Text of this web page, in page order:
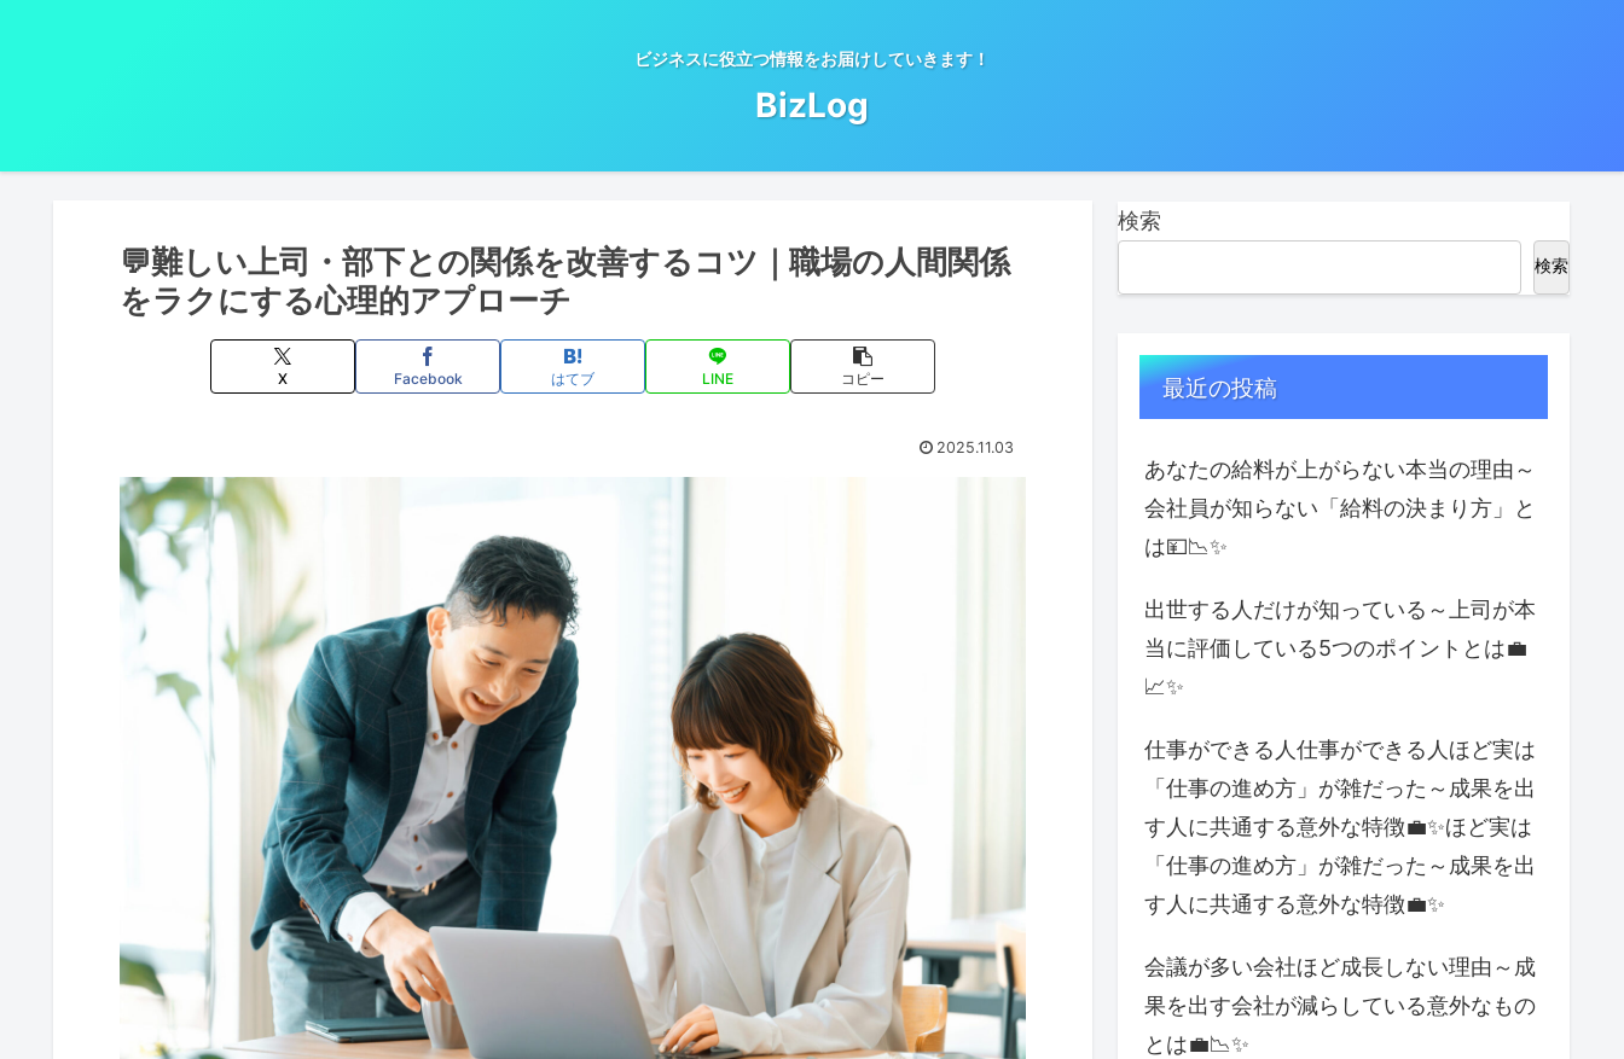
ビジネスに役立つ情報をお届けしていきます！
BizLog
💬難しい上司・部下との関係を改善するコツ｜職場の人間関係
をラクにする心理的アプローチ
X Facebook はてブ LINE コピー
2025.11.03
検索
検索
最近の投稿
あなたの給料が上がらない本当の理由～
会社員が知らない「給料の決まり方」と
は💴📉✨
出世する人だけが知っている～上司が本
当に評価している5つのポイントとは💼
📈✨
仕事ができる人仕事ができる人ほど実は
「仕事の進め方」が雑だった～成果を出
す人に共通する意外な特徴💼✨ほど実は
「仕事の進め方」が雑だった～成果を出
す人に共通する意外な特徴💼✨
会議が多い会社ほど成長しない理由～成
果を出す会社が減らしている意外なもの
とは💼📉✨